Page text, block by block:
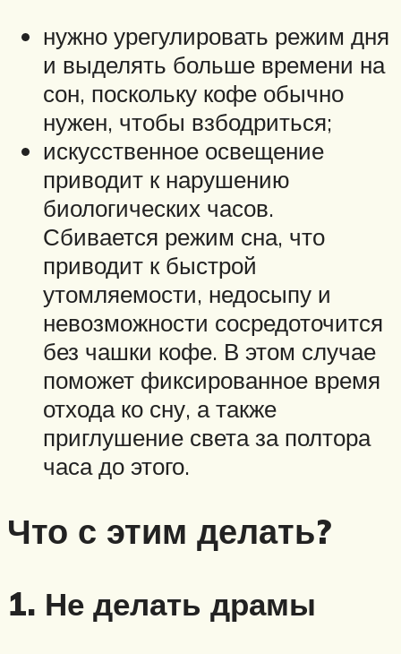
нужно урегулировать режим дня
и выделять больше времени на
сон, поскольку кофе обычно
нужен, чтобы взбодриться;
искусственное освещение
приводит к нарушению
биологических часов.
Сбивается режим сна, что
приводит к быстрой
утомляемости, недосыпу и
невозможности сосредоточится
без чашки кофе. В этом случае
поможет фиксированное время
отхода ко сну, а также
приглушение света за полтора
часа до этого.
Что с этим делать?
1. Не делать драмы